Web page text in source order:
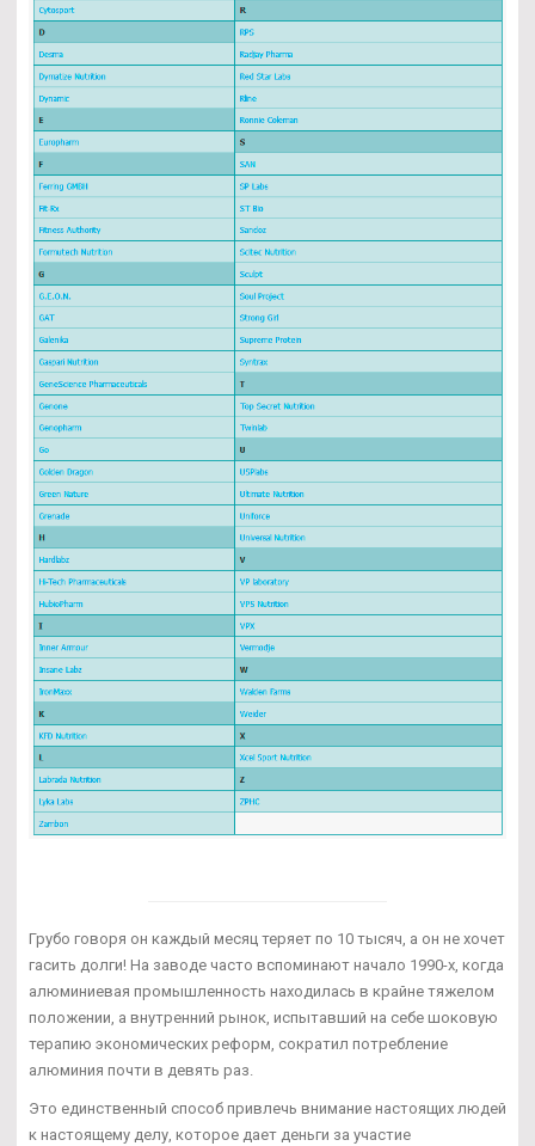
Грубо говоря он каждый месяц теряет по 10 тысяч, а он не хочет
гасить долги! На заводе часто вспоминают начало 1990-х, когда
алюминиевая промышленность находилась в крайне тяжелом
положении, а внутренний рынок, испытавший на себе шоковую
терапию экономических реформ, сократил потребление
алюминия почти в девять раз.
Это единственный способ привлечь внимание настоящих людей
к настоящему делу, которое дает деньги за участие